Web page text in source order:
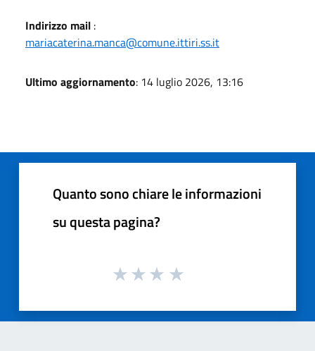
Indirizzo mail :
mariacaterina.manca@comune.ittiri.ss.it
Ultimo aggiornamento: 14 luglio 2026, 13:16
Quanto sono chiare le informazioni
su questa pagina?